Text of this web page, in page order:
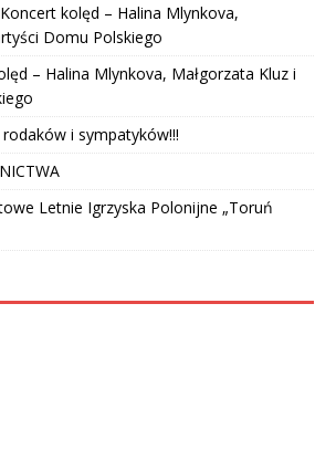
Koncert kolęd – Halina Mlynkova,
Domu Polskiego
– Halina Mlynkova, Małgorzata Kluz i
i sympatyków!!!
Letnie Igrzyska Polonijne „Toruń